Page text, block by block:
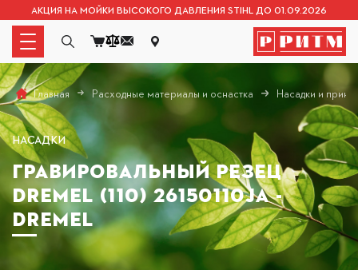
АКЦИЯ НА МОЙКИ ВЫСОКОГО ДАВЛЕНИЯ STIHL ДО 01.09.2026
Главная Расходные материалы и оснастка Насадки и
НАСАДКИ
ГРАВИРОВАЛЬНЫЙ РЕЗЕЦ
DREMEL (110) 26150110JA -
DREMEL